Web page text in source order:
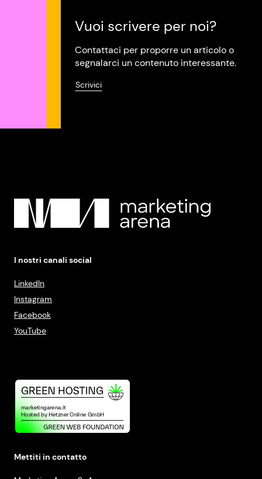
Vuoi scrivere per noi?
Contattaci per proporre un articolo o
segnalarci un contenuto interessante.
Scrivici
I nostri canali social
LinkedIn
Instagram
Facebook
YouTube
Mettiti in contatto